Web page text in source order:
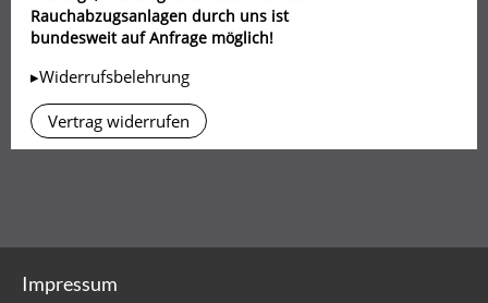
Rauchabzugsanlagen durch uns ist
bundesweit auf Anfrage möglich!
▸Widerrufsbelehrung
Vertrag widerrufen
Impressum